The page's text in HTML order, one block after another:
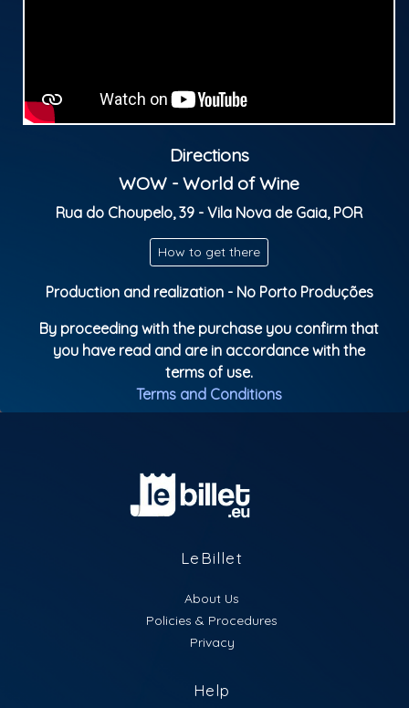
alimento não perecível no dia do evento.
15€ (lote promocional geral)
* Só haverá vendas na hora caso não esgote no site.
* Crianças até 12 anos não pagam entrada.
* Todos os bilhetes incluem Copo Personalizado do
* Ao participar do evento você autoriza o registro de
sua imagem para fins de divulgação em nossas
* Bengaleiro no evento limitado.
Parental Rating: Livre
Directions
WOW - World of Wine
Rua do Choupelo, 39 - Vila Nova de Gaia, POR
How to get there
Production and realization - No Porto Produções
By proceeding with the purchase you confirm that
you have read and are in accordance with the
terms of use.
Terms and Conditions
LeBillet
About Us
Policies & Procedures
Privacy
Help